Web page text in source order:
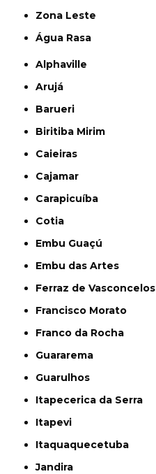
Zona Leste
Água Rasa
Alphaville
Arujá
Barueri
Biritiba Mirim
Caieiras
Cajamar
Carapicuíba
Cotia
Embu Guaçú
Embu das Artes
Ferraz de Vasconcelos
Francisco Morato
Franco da Rocha
Guararema
Guarulhos
Itapecerica da Serra
Itapevi
Itaquaquecetuba
Jandira